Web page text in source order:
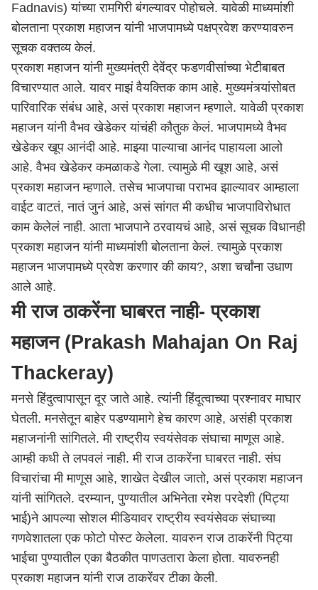
Fadnavis) यांच्या रामगिरी बंगल्यावर पोहोचले. यावेळी माध्यमांशी
बोलताना प्रकाश महाजन यांनी भाजपामध्ये पक्षप्रवेश करण्यावरुन
सूचक वक्तव्य केलं.
प्रकाश महाजन यांनी मुख्यमंत्रीदेवेंद्र फडणवीसांच्या भेटीबाबत
विचारण्यात आले. यावर माझं वैयक्तिक काम आहे. मुख्यमंत्र्यांसोबत
पारिवारिक संबंध आहे, असं प्रकाश महाजन म्हणाले. यावेळी प्रकाश
महाजन यांनी वैभव खेडेकर यांचंही कौतुक केलं. भाजपामध्ये वैभव
खेडेकर खूप आनंदी आहे. माझ्या पाल्याचा आनंद पाहायला आलो
आहे. वैभव खेडेकर कमळाकडे गेला. त्यामुळे मी खूश आहे, असं
प्रकाश महाजन म्हणाले. तसेच भाजपाचा पराभव झाल्यावर आम्हाला
वाईट वाटतं, नातं जुनं आहे, असं सांगत मी कधीच भाजपाविरोधात
काम केलेलं नाही. आता भाजपाने ठरवायचं आहे, असं सूचक विधानही
प्रकाश महाजन यांनी माध्यमांशी बोलताना केलं. त्यामुळे प्रकाश
महाजन भाजपामध्ये प्रवेश करणार की काय?, अशा चर्चांना उधाण
आले आहे.
मी राज ठाकरेंना घाबरत नाही- प्रकाश
महाजन (Prakash Mahajan On Raj
Thackeray)
मनसे हिंदुत्वापासून दूर जाते आहे. त्यांनी हिंदूत्वाच्या प्रश्नावर माघार
घेतली. मनसेतून बाहेर पडण्यामागे हेच कारण आहे, असंही प्रकाश
महाजनांनी सांगितले. मी राष्ट्रीय स्वयंसेवक संघाचा माणूस आहे.
आम्ही कधी ते लपवलं नाही. मी राज ठाकरेंना घाबरत नाही. संघ
विचारांचा मी माणूस आहे, शाखेत देखील जातो, असं प्रकाश महाजन
यांनी सांगितले. दरम्यान, पुण्यातील अभिनेता रमेश परदेशी (पिट्या
भाई)ने आपल्या सोशल मीडियावर राष्ट्रीय स्वयंसेवक संघाच्या
गणवेशातला एक फोटो पोस्ट केलेला. यावरुन राज ठाकरेंनी पिट्या
भाईचा पुण्यातील एका बैठकीत पाणउतारा केला होता. यावरुनही
प्रकाश महाजन यांनी राज ठाकरेंवर टीका केली.